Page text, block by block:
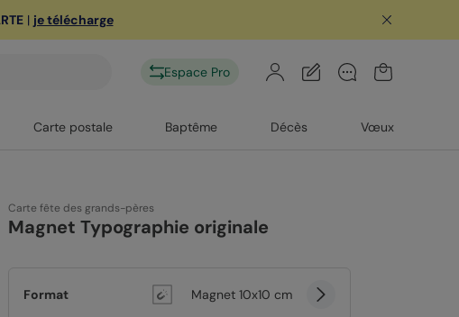
| je télécharge
Espace Pro
Carte postale Baptême Décès Vœux
Carte fête des grands-pères
Magnet Typographie originale
Format Magnet 10x10 cm